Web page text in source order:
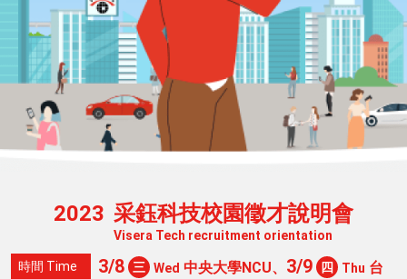
2023 采鈺科技校園徵才說明會
Visera Tech recruitment orientation
時間 Time 3/8 三 Wed 中央大學NCU、 3/9 四 Thu 台